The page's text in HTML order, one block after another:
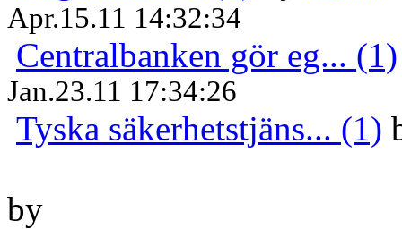
Apr.15.11 14:32:34
Centralbanken gör eg... (1)
Jan.23.11 17:34:26
Tyska säkerhetstjäns... (1)
by